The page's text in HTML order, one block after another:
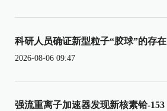
科研人员确证新型粒子“胶球”的存在
2026-08-06 09:47
强流重离子加速器发现新核素铪-153